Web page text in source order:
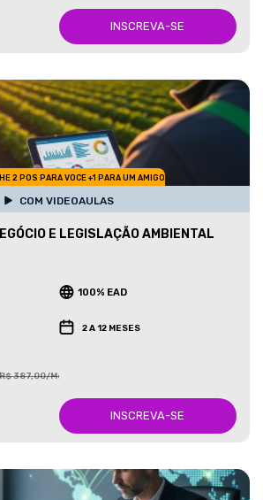
INSCREVA-SE
2 POS PARA VOCE +1 PARA UM AMIGO
COM VIDEOAULAS
E LEGISLAÇÃO AMBIENTAL
100% EAD
2 A 12 MESES
387,00/Mês
INSCREVA-SE